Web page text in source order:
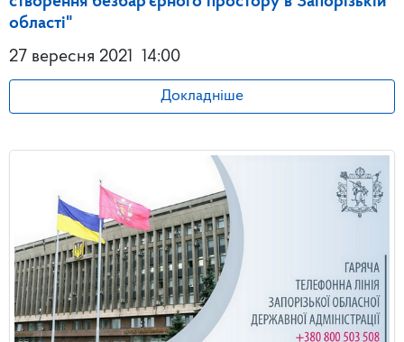
області"
27 вересня 2021
14:00
Докладніше